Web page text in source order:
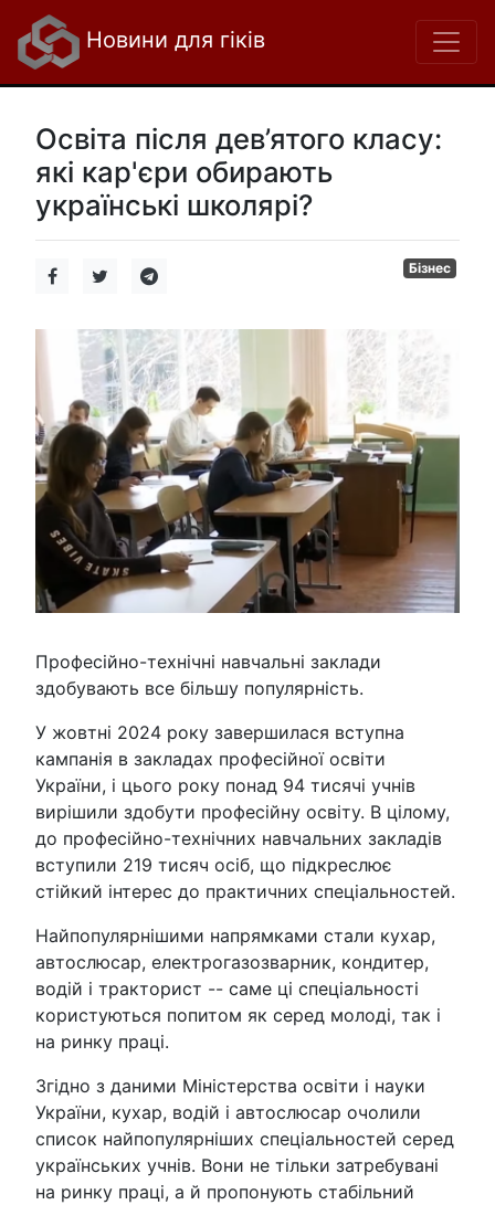
Новини для гіків
Освіта після дев’ятого класу:
які кар'єри обирають
українські школярі?
Бізнес
Професійно-технічні навчальні заклади
здобувають все більшу популярність.
У жовтні 2024 року завершилася вступна
кампанія в закладах професійної освіти
України, і цього року понад 94 тисячі учнів
вирішили здобути професійну освіту. В цілому,
до професійно-технічних навчальних закладів
вступили 219 тисяч осіб, що підкреслює
стійкий інтерес до практичних спеціальностей.
Найпопулярнішими напрямками стали кухар,
автослюсар, електрогазозварник, кондитер,
водій і тракторист -- саме ці спеціальності
користуються попитом як серед молоді, так і
на ринку праці.
Згідно з даними Міністерства освіти і науки
України, кухар, водій і автослюсар очолили
список найпопулярніших спеціальностей серед
українських учнів. Вони не тільки затребувані
на ринку праці, а й пропонують стабільний